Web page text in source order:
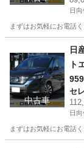
ー
日
まずはお気軽にお電話
中古車
日
ト
外
ｏ
（
セ
日
まずはお気軽にお電話